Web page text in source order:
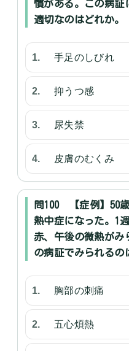
慣がある。この病証
適切なのはどれか。
手足のしびれ
抑うつ感
尿失禁
皮膚のむくみ
問100 【症例】50
熱中症になった。1
赤、午後の微熱がみ
の病証でみられるの
胸部の刺痛
五心煩熱